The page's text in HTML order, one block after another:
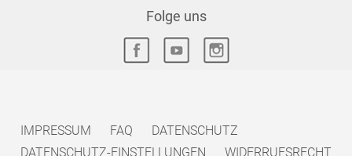
Folge uns
IMPRESSUM FAQ
DATENSCHUTZ
DATENSCHUTZ-EINSTELLUNGEN
WIDERRUFSRECHT